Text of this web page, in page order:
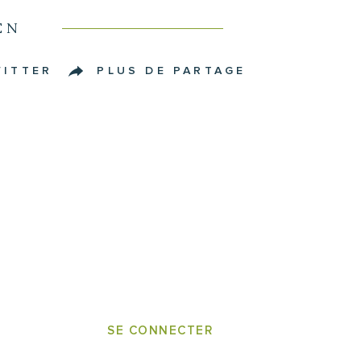
PLUS DE PARTAGE
SE CONNECTER